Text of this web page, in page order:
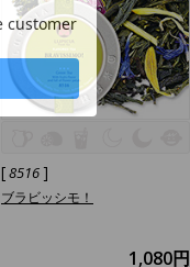
[8516]
ブラビッシモ！
1,080円